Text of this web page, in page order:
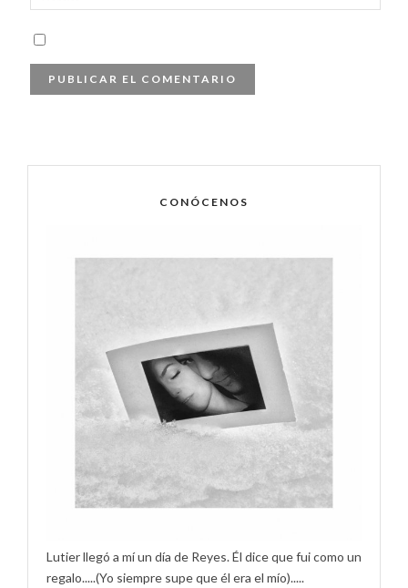
CONÓCENOS
Lutier llegó a mí un día de Reyes. Él dice que fui como un
regalo.....(Yo siempre supe que él era el mío).....